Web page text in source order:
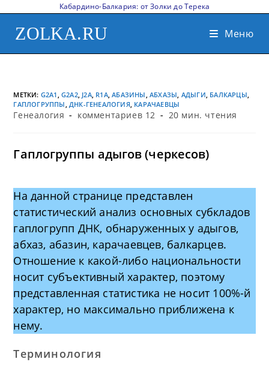
Кабардино-Балкария: от Золки до Терека
ZOLKA.RU Меню
МЕТКИ: G2A1, G2A2, J2A, R1A, АБАЗИНЫ, АБХАЗЫ, АДЫГИ, БАЛКАРЦЫ,
ГАПЛОГРУППЫ, ДНК-ГЕНЕАЛОГИЯ, КАРАЧАЕВЦЫ
Генеалогия комментариев 12 20 мин. чтения
Гаплогруппы адыгов (черкесов)
На данной странице представлен
статистический анализ основных субкладов
гаплогрупп ДНК, обнаруженных у адыгов,
абхаз, абазин, карачаевцев, балкарцев.
Отношение к какой-либо национальности
носит субъективный характер, поэтому
представленная статистика не носит 100%-й
характер, но максимально приближена к
нему.
Терминология